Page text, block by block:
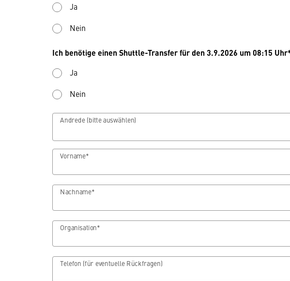
Ja
Nein
Ich benötige einen Shuttle-Transfer für den 3.9.2026 um 08:15
Ja
Nein
Andrede (bitte auswählen)
Vorname*
Nachname*
Organisation*
Telefon (für eventuelle Rückfragen)